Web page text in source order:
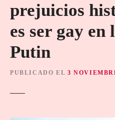
prejuicios
es ser gay en
Putin
PUBLICADO EL 3